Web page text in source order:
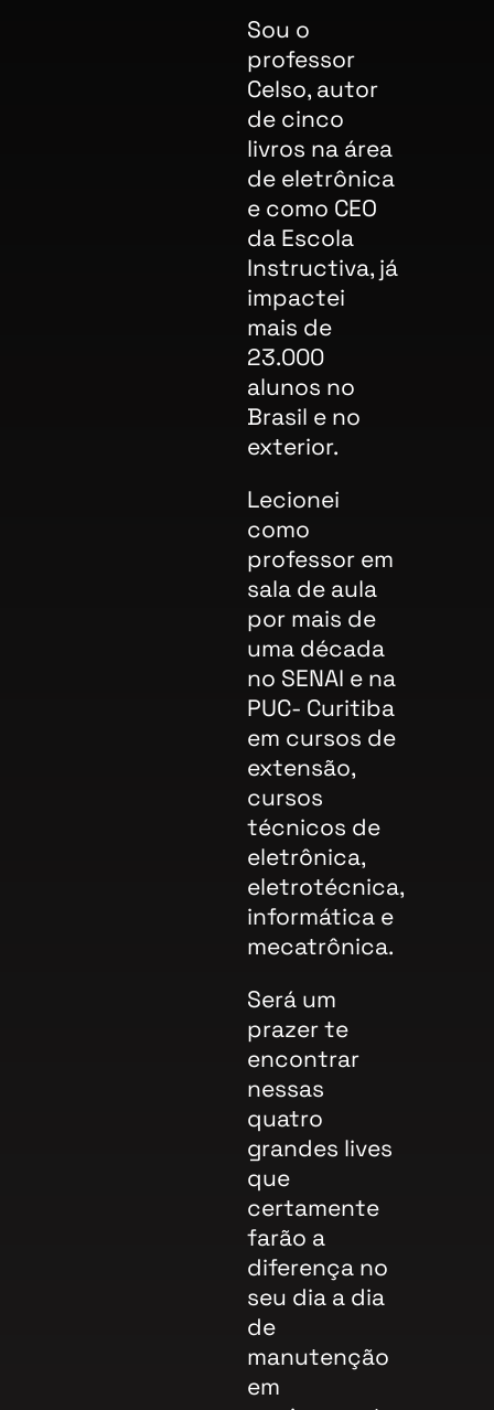
Sou o
professor
Celso, autor
de cinco
livros na área
de eletrônica
e como CEO
da Escola
Instructiva, já
impactei
mais de
23.000
alunos no
Brasil e no
exterior.
Lecionei
como
professor em
sala de aula
por mais de
uma década
no SENAI e na
PUC- Curitiba
em cursos de
extensão,
cursos
técnicos de
eletrônica,
eletrotécnica,
informática e
mecatrônica.
Será um
prazer te
encontrar
nessas
quatro
grandes lives
que
certamente
farão a
diferença no
seu dia a dia
de
manutenção
em